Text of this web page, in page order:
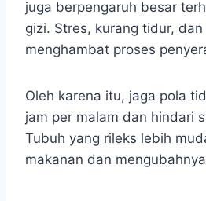
juga berpengaruh besar
gizi. Stres, kurang tidur,
menghambat proses
Oleh karena itu, jaga pola
jam per malam dan hindari
Tubuh yang rileks lebih
makanan dan